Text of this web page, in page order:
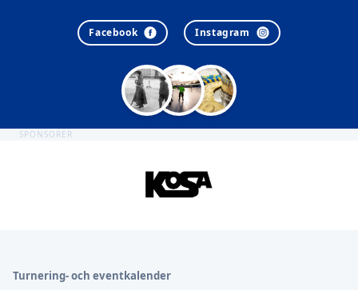
Facebook Instagram
SPONSORER
Turnering- och eventkalender